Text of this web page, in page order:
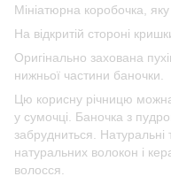
Мініатюрна коробочка,
На відкритій стороні
Оригінально захована
нижньої частини баночки.
Цю корисну річницю
у сумочці. Баночка з
забрудниться. Натуральні
натуральних волокон і
волосся.